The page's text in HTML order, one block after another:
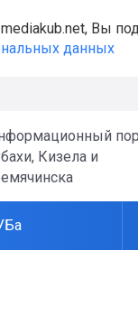
Вы
данных
Кизела и